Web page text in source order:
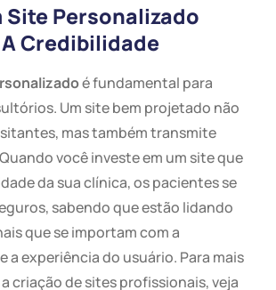
Site Personalizado
Credibilidade
é fundamental para
Um site bem projetado não
mas também transmite
você investe em um site que
da sua clínica, os pacientes se
sabendo que estão lidando
que se importam com a
a experiência do usuário. Para mais
criação de sites profissionais, veja